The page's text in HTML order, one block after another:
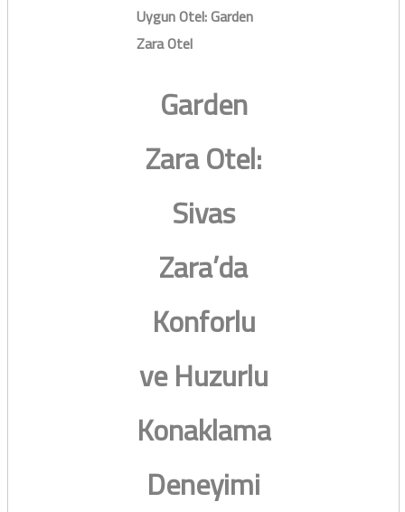
Uygun Otel: Garden
Zara Otel
Garden
Zara Otel:
Sivas
Zara’da
Konforlu
ve Huzurlu
Konaklama
Deneyimi